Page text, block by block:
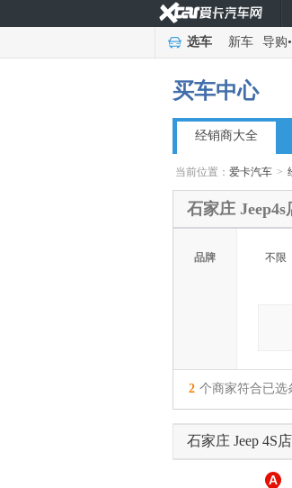
选车 新车 导购•
买车中心
经销商大全
当前位置： 爱卡汽车 >
石家庄 Jeep4s
品牌 不限
2 个商家符合已选
石家庄 Jeep 4S店
A